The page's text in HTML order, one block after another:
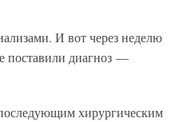
И вот через неделю
поставили диагноз —
хирургическим